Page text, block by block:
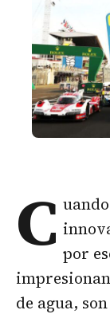
C por
de agua,